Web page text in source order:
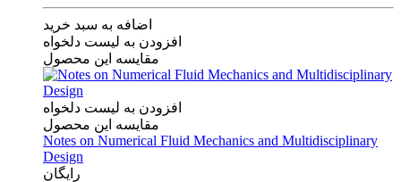
اضافه به سبد خرید
افزودن به لیست دلخواه
مقایسه این محصول
افزودن به لیست دلخواه
مقایسه این محصول
Notes on Numerical Fluid Mechanics and Multidisciplinary
Design
رایگان